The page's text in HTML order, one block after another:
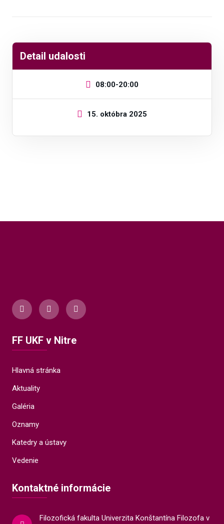
Detail udalosti
08:00-20:00
15. októbra 2025
FF UKF v Nitre
Hlavná stránka
Aktuality
Galéria
Oznamy
Katedry a ústavy
Vedenie
Kontaktné informácie
Filozofická fakulta Univerzita Konštantína Filozofa v